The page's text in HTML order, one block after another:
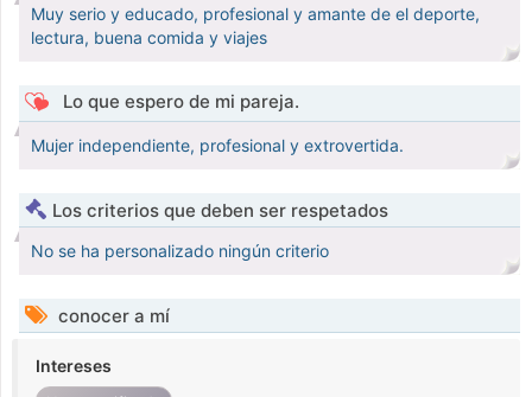
Muy serio y educado, profesional y amante de el deporte,
lectura, buena comida y viajes
Lo que espero de mi pareja.
Mujer independiente, profesional y extrovertida.
Los criterios que deben ser respetados
No se ha personalizado ningún criterio
conocer a mí
Intereses